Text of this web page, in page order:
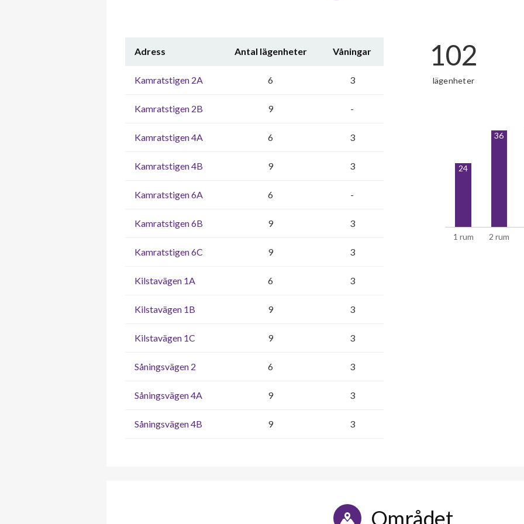
Adress Antal lägenheter Våningar
Kamratstigen 2A 6 3
Kamratstigen 2B 9 -
Kamratstigen 4A 6 3
Kamratstigen 4B 9 3
Kamratstigen 6A 6 -
Kamratstigen 6B 9 3
Kamratstigen 6C 9 3
Kilstavägen 1A 6 3
Kilstavägen 1B 9 3
Kilstavägen 1C 9 3
Såningsvägen 2 6 3
Såningsvägen 4A 9 3
Såningsvägen 4B 9 3
102
lägenheter
1 rum 2 rum
24
36
Området